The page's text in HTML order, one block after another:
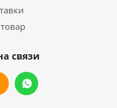
связи